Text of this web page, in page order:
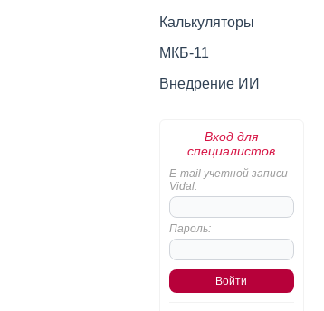
Калькуляторы
МКБ-11
Внедрение ИИ
Вход для
специалистов
E-mail учетной записи
Vidal:
Пароль: